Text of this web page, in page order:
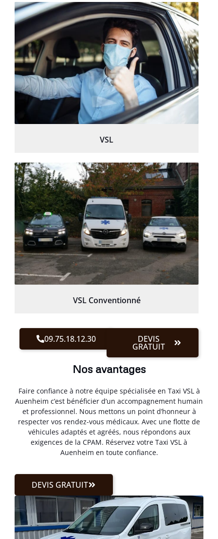
VSL
VSL Conventionné
09.75.18.12.30 DEVIS
GRATUIT
Nos avantages
Faire confiance à notre équipe spécialisée en Taxi VSL à
Auenheim c’est bénéficier d’un accompagnement humain
et professionnel. Nous mettons un point d’honneur à
respecter vos rendez-vous médicaux. Avec une flotte de
véhicules adaptés et agréés, nous répondons aux
exigences de la CPAM. Réservez votre Taxi VSL à
Auenheim en toute confiance.
DEVIS GRATUIT